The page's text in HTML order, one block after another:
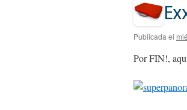
contenido
Publicada el
Por FIN!,